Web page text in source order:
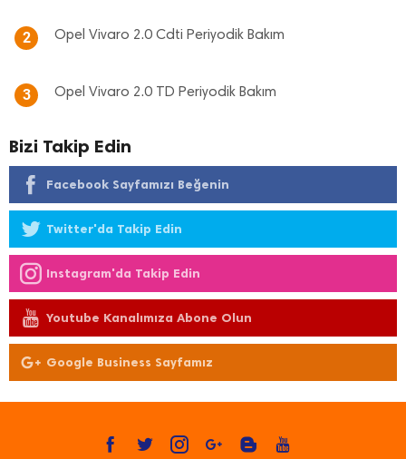
2 Opel Vivaro 2.0 Cdti Periyodik Bakım
3 Opel Vivaro 2.0 TD Periyodik Bakım
Bizi Takip Edin
Facebook Sayfamızı Beğenin
Twitter'da Takip Edin
Instagram'da Takip Edin
Youtube Kanalımıza Abone Olun
Google Business Sayfamız